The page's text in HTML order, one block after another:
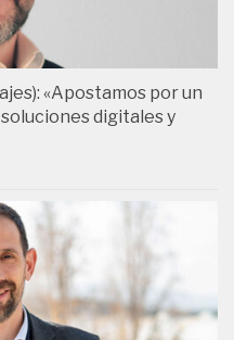
«Apostamos por un
digitales y